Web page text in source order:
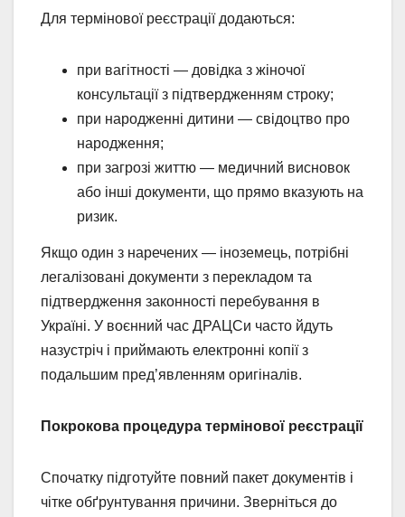
Для термінової реєстрації додаються:
при вагітності — довідка з жіночої
консультації з підтвердженням строку;
при народженні дитини — свідоцтво про
народження;
при загрозі життю — медичний висновок
або інші документи, що прямо вказують на
ризик.
Якщо один з наречених — іноземець, потрібні
легалізовані документи з перекладом та
підтвердження законності перебування в
Україні. У воєнний час ДРАЦСи часто йдуть
назустріч і приймають електронні копії з
подальшим пред’явленням оригіналів.
Покрокова процедура термінової реєстрації
Спочатку підготуйте повний пакет документів і
чітке обґрунтування причини. Зверніться до